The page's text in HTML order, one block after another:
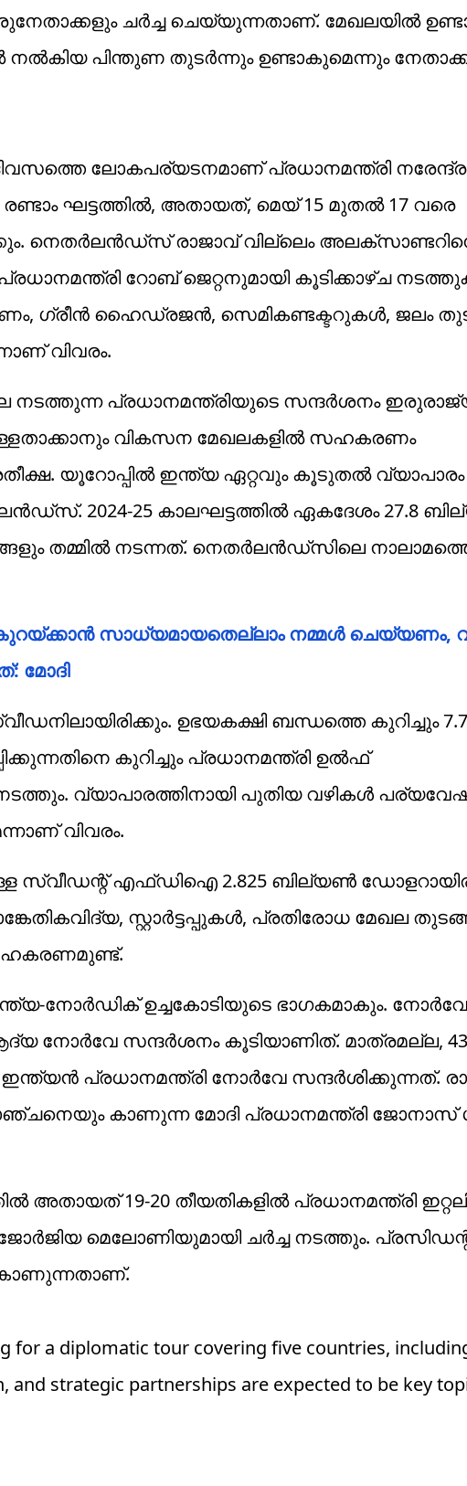
ചര്‍ച്ച ചെയ്യുന്നതാണ്. മേഖലയില്‍
പിന്തുണ തുടര്‍ന്നും ഉണ്ടാകുമെന്നും
ലോകപര്യടനമാണ് പ്രധാനമന്ത്രി നരേന്ദ്ര
ഘട്ടത്തില്‍, അതായത്, മെയ് 15 മുതല്‍ 17 വരെ
നെതര്‍ലന്‍ഡ്‌സ് രാജാവ് വില്ലെം
റോബ് ജെറ്റനുമായി കൂടിക്കാഴ്ച
ഗ്രീന്‍ ഹൈഡ്രജന്‍, സെമികണ്ടക്ടറുകള്‍, ജലം
വിവരം.
നടത്തുന്ന പ്രധാനമന്ത്രിയുടെ സന്ദര്‍ശനം
വികസന മേഖലകളില്‍ സഹകരണം
യൂറോപ്പില്‍ ഇന്ത്യ ഏറ്റവും കൂടുതല്‍ വ്യാപാരം
2024-25 കാലഘട്ടത്തില്‍ ഏകദേശം 27.8
തമ്മില്‍ നടന്നത്. നെതര്‍ലന്‍ഡ്‌സിലെ
കുറയ്ക്കാന്‍ സാധ്യമായതെല്ലാം നമ്മള്‍ ചെയ്യണം,
മോദി
ഉഭയകക്ഷി ബന്ധത്തെ കുറിച്ചും
കുറിച്ചും പ്രധാനമന്ത്രി ഉല്‍ഫ്
വ്യാപാരത്തിനായി പുതിയ വഴികള്‍
വിവരം.
സ്വീഡന്റ് എഫ്ഡിഐ 2.825 ബില്യണ്‍
സ്റ്റാര്‍ട്ടപ്പുകള്‍, പ്രതിരോധ മേഖല
നോര്‍ഡിക് ഉച്ചകോടിയുടെ ഭാഗകമാകും.
നോര്‍വേ സന്ദര്‍ശനം കൂടിയാണിത്. മാത്രമല്ല, 43
പ്രധാനമന്ത്രി നോര്‍വേ സന്ദര്‍ശിക്കുന്നത്.
കാണുന്ന മോദി പ്രധാനമന്ത്രി ജോനാസ്
19-20 തീയതികളില്‍ പ്രധാനമന്ത്രി
ജോര്‍ജിയ മെലോണിയുമായി ചര്‍ച്ച നടത്തും.
കാണുന്നതാണ്.
for a diplomatic tour covering five countries,
and strategic partnerships are expected to be key